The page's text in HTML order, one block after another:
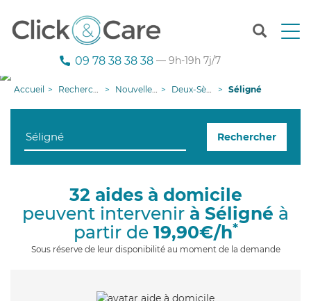
T
n
g
09 78 38 38 38 — 9h-19h 7j/7
Accueil Recherche aide à domicile Nouvelle-Aquitaine Deux-Sèvres Séligné
Rechercher
32 aides à domicile
peuvent intervenir à Séligné à
partir de 19,90€/h*
Sous réserve de leur disponibilité au moment de la demande